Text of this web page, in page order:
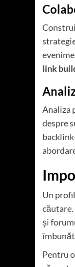
link
Analiza
despre
Un
și
Pentru